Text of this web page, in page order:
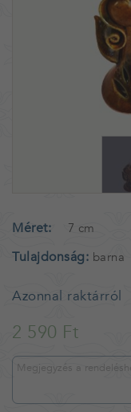
Méret 7 cm
Tulajdonság barna
Azonnal raktárról
2 590 Ft